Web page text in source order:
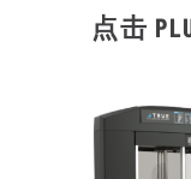
点击